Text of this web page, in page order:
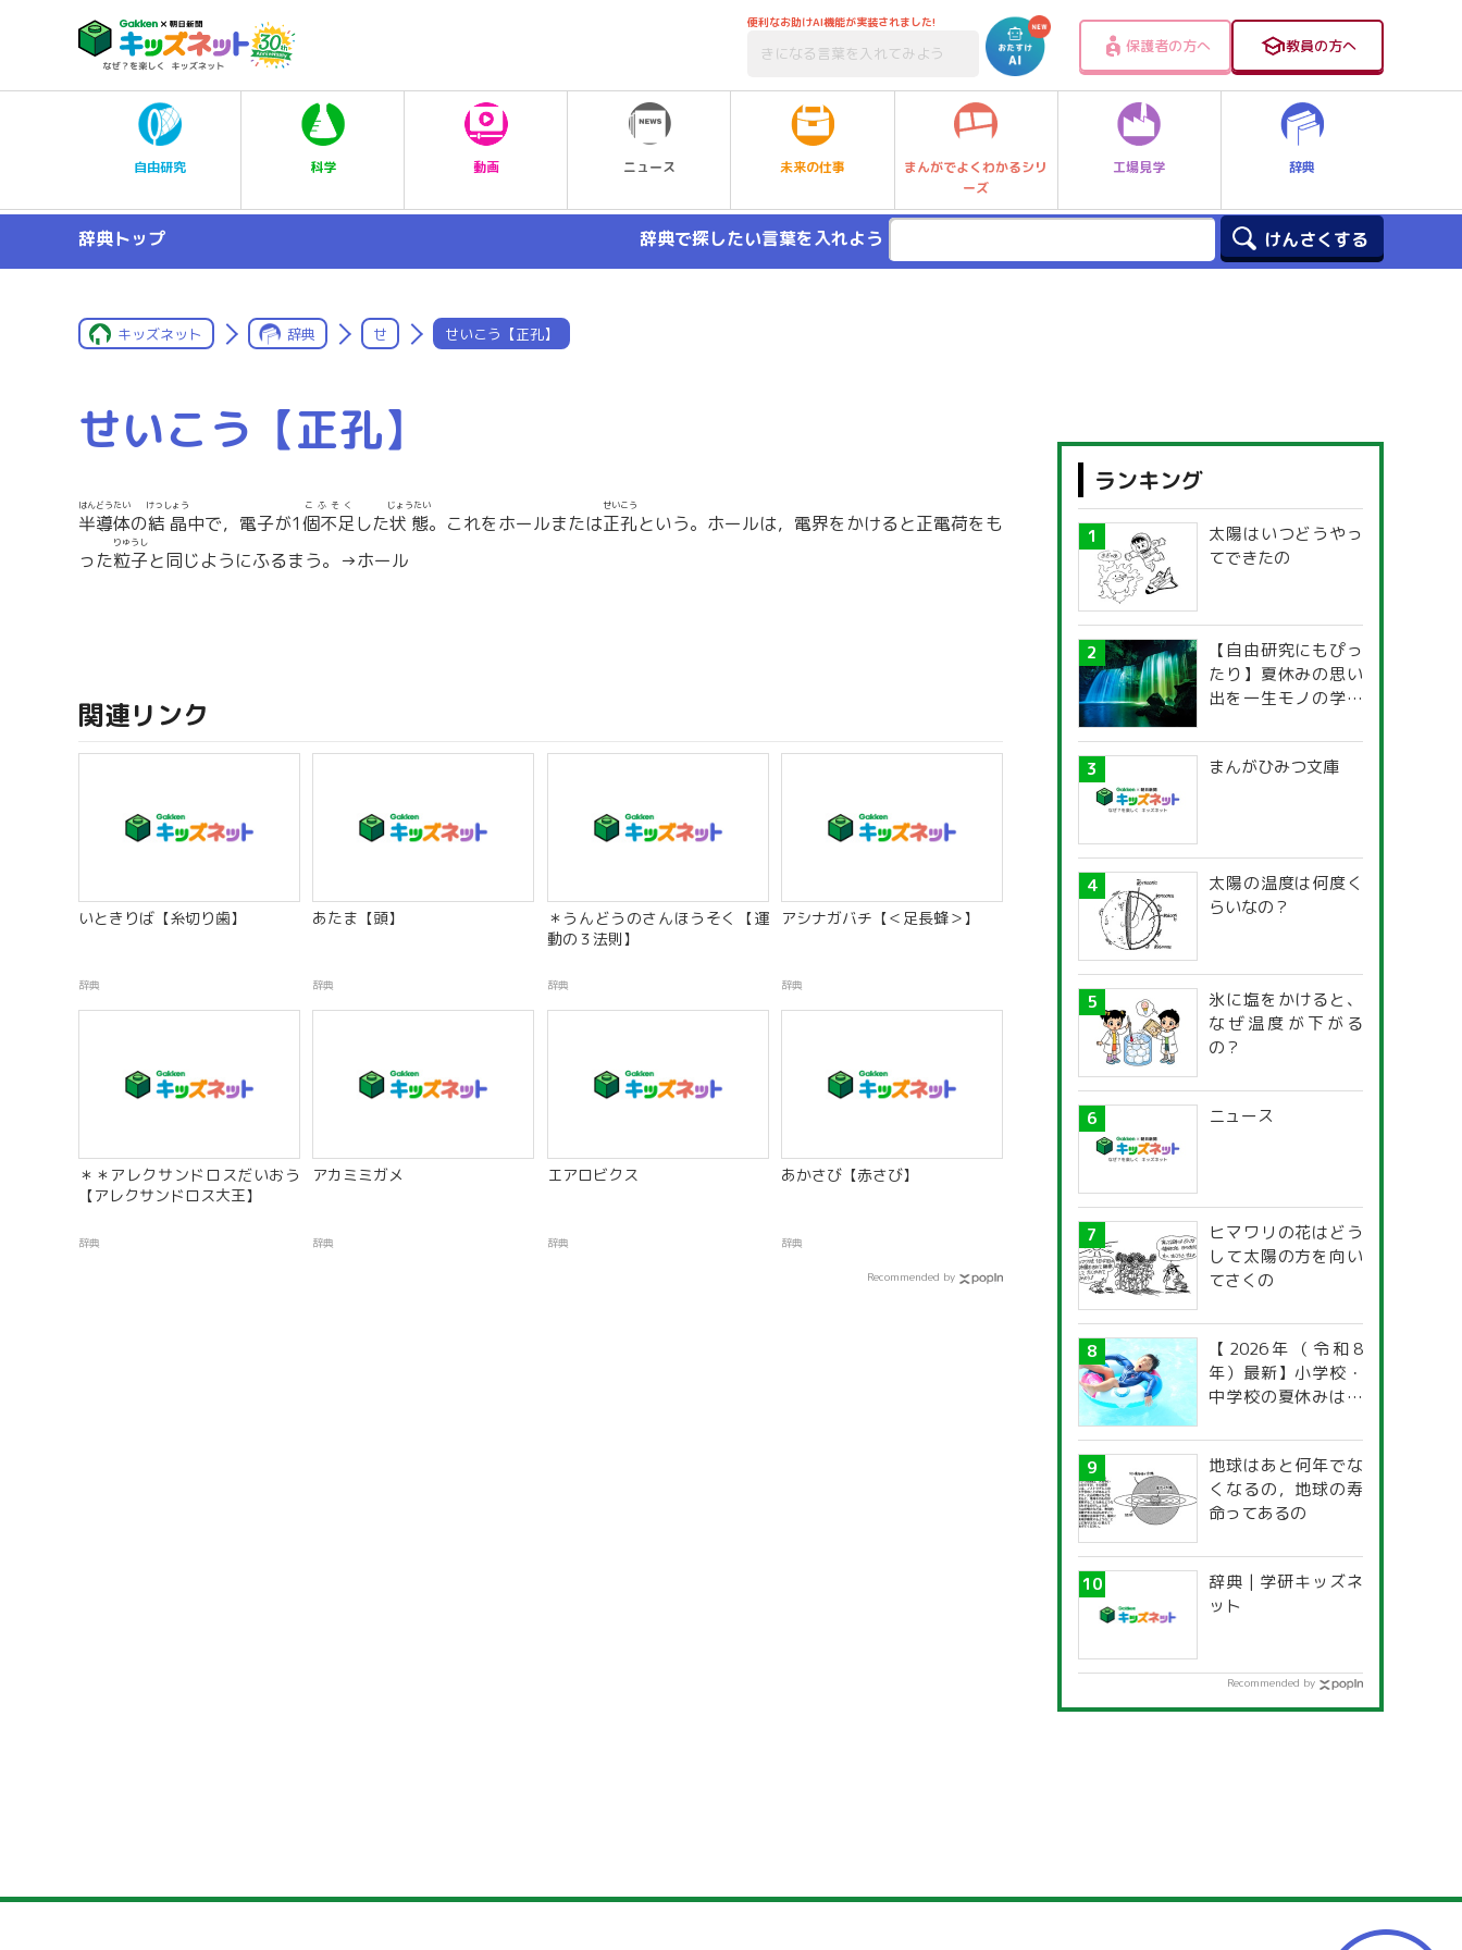
便利なお助けAI機能が実装されました!
保護者の方へ 教員の方へ
自由研究 科学 動画 ニュース 未来の仕事
まんがでよくわかるシリ
ーズ
工場見学 辞典
辞典トップ 辞典で探したい言葉を入れよう
キッズネット 辞典 せ せいこう【正孔】
せいこう【正孔】
半導体
はんどうたい
の結晶
けっしょう
中で，電子が1個不足
こふそく
した状態
じょうたい
。これをホールまたは正孔
せいこう
という。ホールは，電界をかけると正電荷をも
った粒子
りゅうし
と同じようにふるまう。→ホール
関連リンク
いときりば【糸切り歯】
辞典
あたま【頭】
辞典
＊うんどうのさんほうそく【運
動の３法則】
辞典
アシナガバチ【＜足長蜂＞】
辞典
＊＊アレクサンドロスだいおう
【アレクサンドロス大王】
辞典
アカミミガメ
辞典
エアロビクス
辞典
あかさび【赤さび】
辞典
Recommended by
ランキング
太陽はいつどうやっ
てできたの
【自由研究にもぴっ
たり】夏休みの思い
出を一生モノの学び
探究ガイド
まんがひみつ文庫
太陽の温度は何度く
らいなの？
氷に塩をかけると、
なぜ温度が下がる
の？
ニュース
ヒマワリの花はどう
して太陽の方を向い
てさくの
【2026年（令和8
年）最新】小学校・
中学校の夏休みはい
道府県別「夏季休暇
一覧」
地球はあと何年でな
くなるの，地球の寿
命ってあるの
辞典 | 学研キッズネ
ット
Recommended by